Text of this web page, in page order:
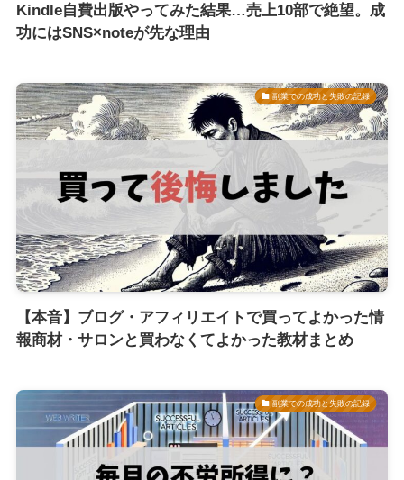
Kindle自費出版やってみた結果…売上10部で絶望。成
功にはSNS×noteが先な理由
副業での成功と失敗の記録
【本音】ブログ・アフィリエイトで買ってよかった情
報商材・サロンと買わなくてよかった教材まとめ
副業での成功と失敗の記録